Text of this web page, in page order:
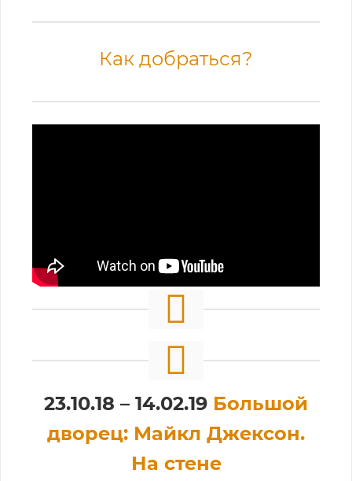
Как добраться?
23.10.18 – 14.02.19 Большой
дворец: Майкл Джексон.
На стене